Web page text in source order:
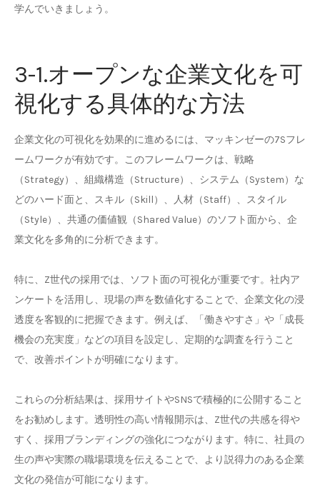
学んでいきましょう。
3-1.オープンな企業文化を可
視化する具体的な方法
企業文化の可視化を効果的に進めるには、マッキンゼーの7Sフレ
ームワークが有効です。このフレームワークは、戦略
（Strategy）、組織構造（Structure）、システム（System）な
どのハード面と、スキル（Skill）、人材（Staff）、スタイル
（Style）、共通の価値観（Shared Value）のソフト面から、企
業文化を多角的に分析できます。
特に、Z世代の採用では、ソフト面の可視化が重要です。社内ア
ンケートを活用し、現場の声を数値化することで、企業文化の浸
透度を客観的に把握できます。例えば、「働きやすさ」や「成長
機会の充実度」などの項目を設定し、定期的な調査を行うこと
で、改善ポイントが明確になります。
これらの分析結果は、採用サイトやSNSで積極的に公開すること
をお勧めします。透明性の高い情報開示は、Z世代の共感を得や
すく、採用ブランディングの強化につながります。特に、社員の
生の声や実際の職場環境を伝えることで、より説得力のある企業
文化の発信が可能になります。